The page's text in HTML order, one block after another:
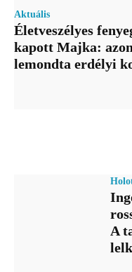
Aktuális
Életveszélyes
kapott Majka:
lemondta erdélyi
A